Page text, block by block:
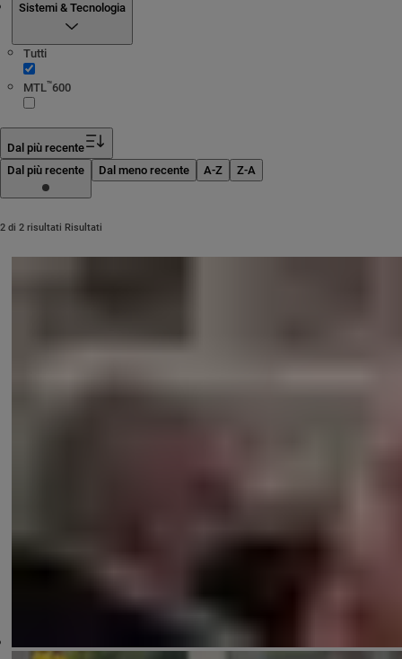
Sistemi & Tecnologia
Tutti
MTL™600
Dal più recente
Dal più recente
Dal meno recente A-Z Z-A
2 di 2 risultati Risultati